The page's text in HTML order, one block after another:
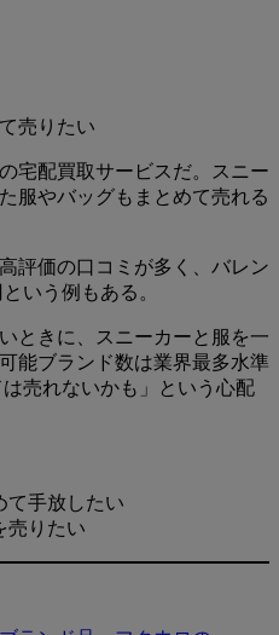
売りたい
宅配買取サービスだ。スニー
服やバッグもまとめて売れる
評価の口コミが多く、バレン
いう例もある。
ときに、スニーカーと服を一
能ブランド数は業界最多水準
売れないかも」という心配
て手放したい
売りたい